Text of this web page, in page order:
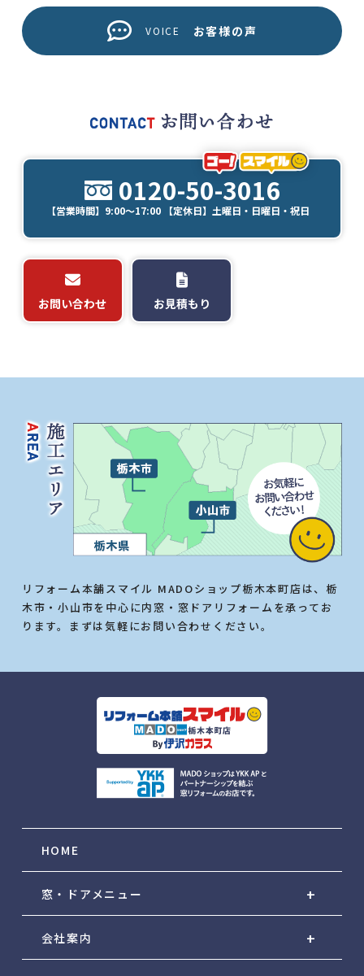
VOICE お客様の声
0120-50-3016
【営業時間】9:00～17:00 【定休日】土曜日・日曜日・祝日
お問い合わせ お見積もり
リフォーム本舗スマイル MADOショップ栃木本町店は、栃
木市・小山市を中心に内窓・窓ドアリフォームを承ってお
ります。まずは気軽にお問い合わせください。
HOME
窓・ドアメニュー
会社案内